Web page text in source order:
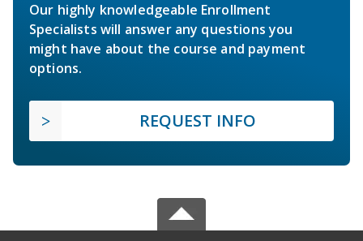
Our highly knowledgeable Enrollment
Specialists will answer any questions you
might have about the course and payment
options.
REQUEST INFO